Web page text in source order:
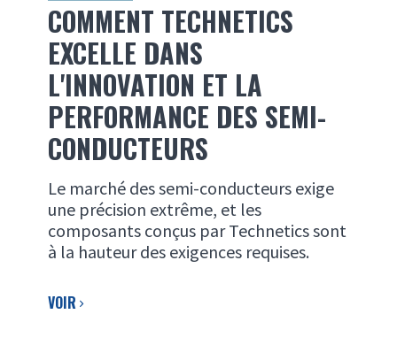
COMMENT TECHNETICS
EXCELLE DANS
L'INNOVATION ET LA
PERFORMANCE DES SEMI-
CONDUCTEURS
Le marché des semi-conducteurs exige
une précision extrême, et les
composants conçus par Technetics sont
à la hauteur des exigences requises.
VOIR